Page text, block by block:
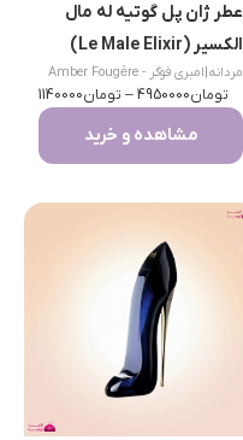
عطر ژان پل گوتیه له مال
الکسیر (Le Male Elixir)
مردانه امبری فوگر - Amber Fougère
تومان4950000
– تومان1140000
مشاهده و خرید